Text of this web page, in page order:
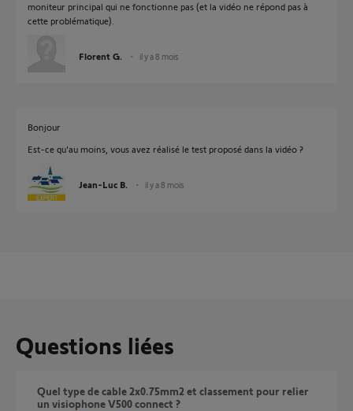
moniteur principal qui ne fonctionne pas (et la vidéo ne répond pas à
cette problématique).
Florent G. il y a 8 mois
Bonjour
Est-ce qu'au moins, vous avez réalisé le test proposé dans la vidéo ?
Jean-Luc B. il y a 8 mois
Questions liées
Quel type de cable 2x0.75mm2 et classement pour relier
un visiophone V500 connect ?